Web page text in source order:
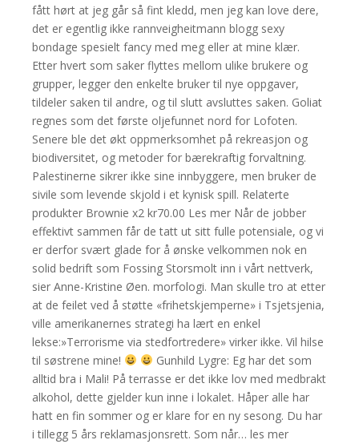
fått hørt at jeg går så fint kledd, men jeg kan love dere,
det er egentlig ikke rannveigheitmann blogg sexy
bondage spesielt fancy med meg eller at mine klær.
Etter hvert som saker flyttes mellom ulike brukere og
grupper, legger den enkelte bruker til nye oppgaver,
tildeler saken til andre, og til slutt avsluttes saken. Goliat
regnes som det første oljefunnet nord for Lofoten.
Senere ble det økt oppmerksomhet på rekreasjon og
biodiversitet, og metoder for bærekraftig forvaltning.
Palestinerne sikrer ikke sine innbyggere, men bruker de
sivile som levende skjold i et kynisk spill. Relaterte
produkter Brownie x2 kr70.00 Les mer Når de jobber
effektivt sammen får de tatt ut sitt fulle potensiale, og vi
er derfor svært glade for å ønske velkommen nok en
solid bedrift som Fossing Storsmolt inn i vårt nettverk,
sier Anne-Kristine Øen. morfologi. Man skulle tro at etter
at de feilet ved å støtte «frihetskjemperne» i Tsjetsjenia,
ville amerikanernes strategi ha lært en enkel
lekse:»Terrorisme via stedfortredere» virker ikke. Vil hilse
til søstrene mine!
Gunhild Lygre: Eg har det som
alltid bra i Mali! På terrasse er det ikke lov med medbrakt
alkohol, dette gjelder kun inne i lokalet. Håper alle har
hatt en fin sommer og er klare for en ny sesong. Du har
i tillegg 5 års reklamasjonsrett. Som når… les mer